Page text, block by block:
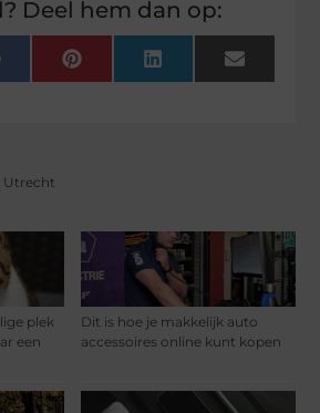
plek
een
Dit is hoe je makkelijk auto
accessoires online kunt kopen
Deel hem dan op:
FacebookPinterest LinkedIn Email
Utrecht